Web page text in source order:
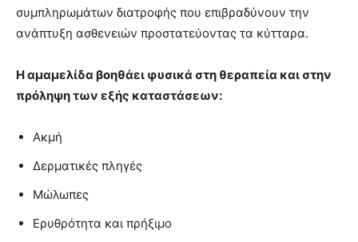
συμπληρωμάτων διατροφής που επιβραδύνουν την
ανάπτυξη ασθενειών προστατεύοντας τα κύτταρα.
Η αμαμελίδα βοηθάει φυσικά στη θεραπεία και στην
πρόληψη των εξής καταστάσεων:
Ακμή
Δερματικές πληγές
Μώλωπες
Ερυθρότητα και πρήξιμο